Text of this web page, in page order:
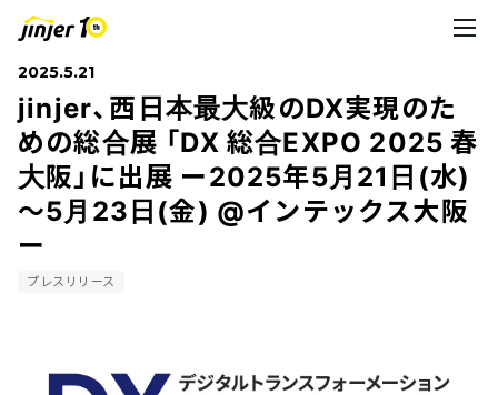
2025.5.21
jinjer、西日本最大級のDX実現のた
めの総合展 「DX 総合EXPO 2025 春
大阪」に出展 ー2025年5月21日(水)
～5月23日(金) @インテックス大阪
ー
プレスリリース